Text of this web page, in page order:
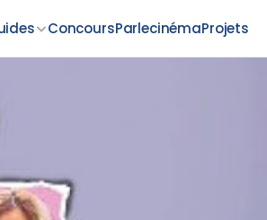
ConcoursParlecinémaProjets